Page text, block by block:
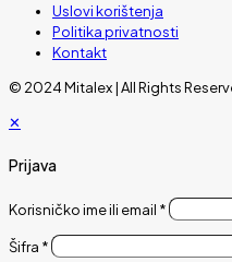
Uslovi korištenja
Politika privatnosti
Kontakt
© 2024 Mitalex | All Rights
✕
Prijava
Korisničko ime ili email *
Šifra *